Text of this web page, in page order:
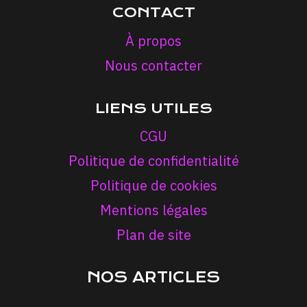
CONTACT
À propos
Nous contacter
LIENS UTILES
CGU
Politique de confidentialité
Politique de cookies
Mentions légales
Plan de site
NOS ARTICLES